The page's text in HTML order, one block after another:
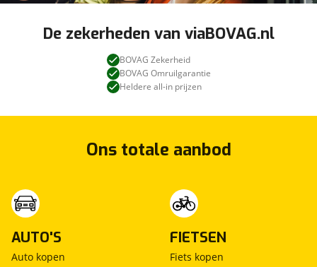
De zekerheden van viaBOVAG.nl
BOVAG Zekerheid
BOVAG Omruilgarantie
Heldere all-in prijzen
Ons totale aanbod
AUTO'S
Auto kopen
FIETSEN
Fiets kopen